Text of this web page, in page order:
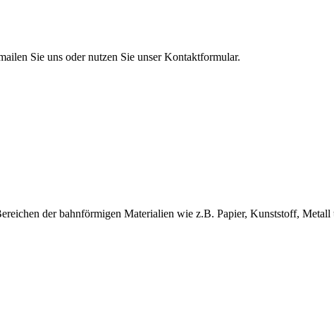
Sie uns oder nutzen Sie unser Kontaktformular.
der bahnförmigen Materialien wie z.B. Papier, Kunststoff,